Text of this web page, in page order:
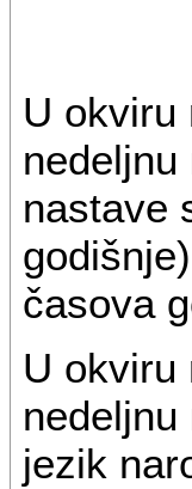
U okviru
nastave
časova
U okviru
jezik